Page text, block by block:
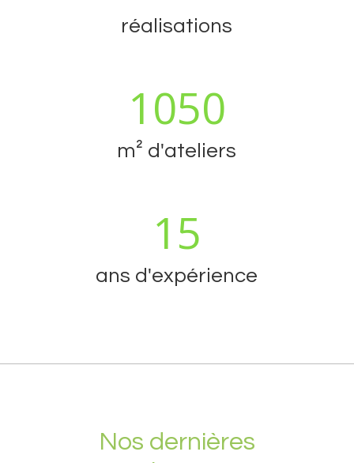
réalisations
1050
m² d'ateliers
15
ans d'expérience
Nos dernières